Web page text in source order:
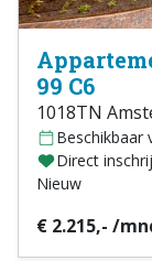
99 C6
1018TN
Beschikbaar
Direct
Nieuw
€ 2.215,- /